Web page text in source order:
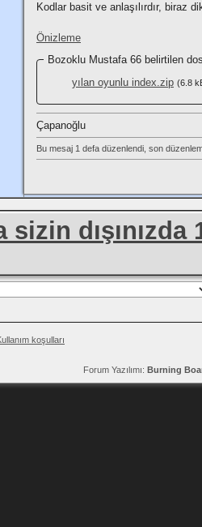
Kodlar basit ve anlaşılırdır, biraz
Önizleme
Bozoklu Mustafa 66 belirtilen
yılan oyunlu index.zip (6.8
Çapanoğlu
Bu mesaj 1 defa düzenlendi, son
sizin
koşulları
Forum Yazılımı: Burning